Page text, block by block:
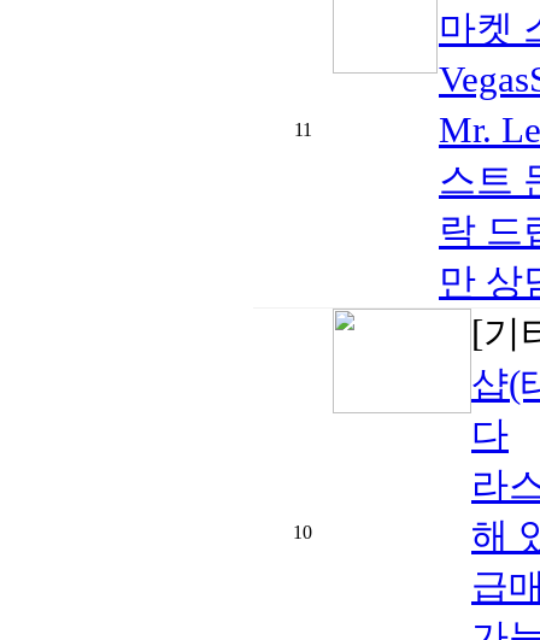
11
마켓
Mr.
스트
락 드
만 상
10
[기
샵(
다
라
해
급